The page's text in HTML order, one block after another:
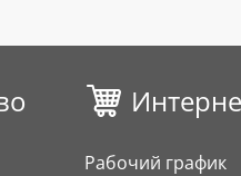
Рабочий график